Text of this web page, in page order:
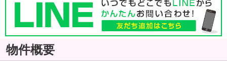
物件概要